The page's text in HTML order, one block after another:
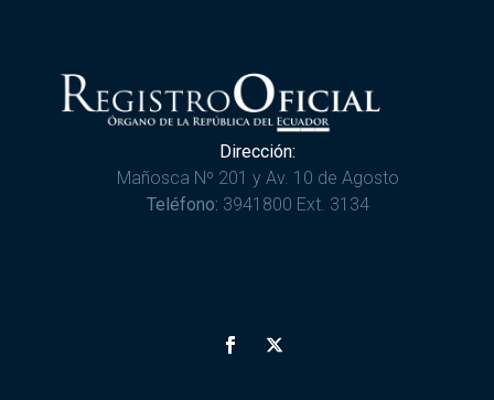
Dirección:
Mañosca Nº 201 y Av. 10 de Agosto
Teléfono: 3941800 Ext. 3134